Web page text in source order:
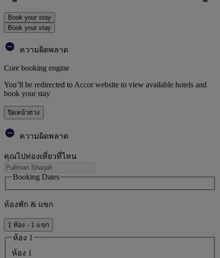
Book your stay
Book your stay
ความผิดพลาด
Core booking engine
You’ll be redirected to Accor website to view available hotels and
book your stay
ปิดหน้าต่าง
ความผิดพลาด
คุณไปท่องเที่ยวที่ไหน
Booking Dates
ห้องพัก & แขก
1 ห้อง - 1 แขก
ห้อง 1
ห้อง 1